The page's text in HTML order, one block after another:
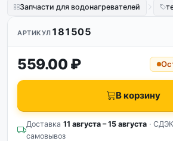
Запчасти для водонагревателей
АРТИКУЛ 181505
559.00 ₽
В корзину
Доставка 11 августа – 15 августа ·
самовывоз